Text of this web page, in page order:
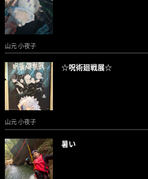
山元 小夜子
☆呪術廻戦展☆
山元 小夜子
暑い